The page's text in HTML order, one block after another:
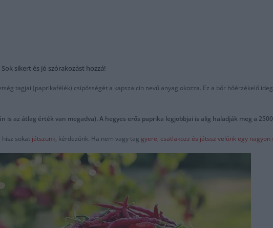
sikert és jó szórakozást hozzá!
tagjai (paprikafélék) csípősségét a kapszaicin nevű anyag okozza. Ez a bőr hőérzékelő
az átlag érték van megadva). A hegyes erős paprika legjobbjai is alig haladják meg a
hisz sokat játszunk, kérdezünk. Ha nem vagy tag gyere, csatlakozz és játssz velünk egy